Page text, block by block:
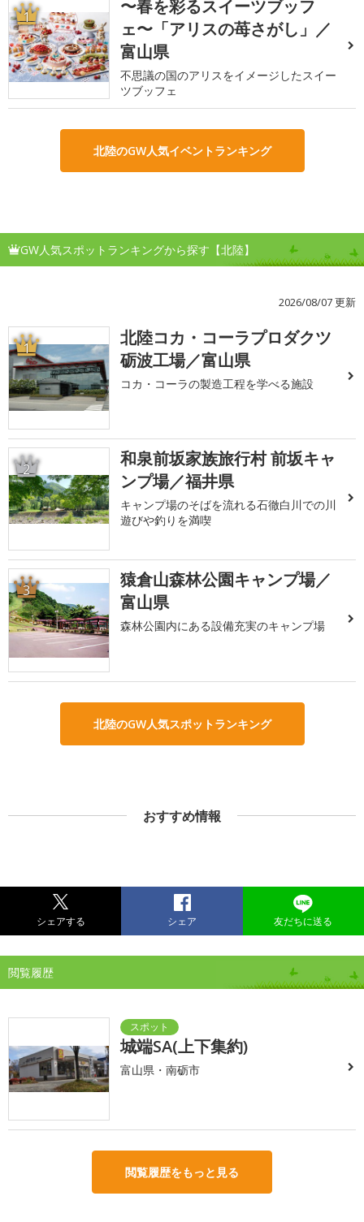
1
〜春を彩るスイーツブッフ
ェ〜「アリスの苺さがし」／
富山県
不思議の国のアリスをイメージしたスイー
ツブッフェ
北陸のGW人気イベントランキング
GW人気スポットランキングから探す【北陸】
2026/08/07 更新
1
北陸コカ・コーラプロダクツ
砺波工場／富山県
コカ・コーラの製造工程を学べる施設
2
和泉前坂家族旅行村 前坂キャ
ンプ場／福井県
キャンプ場のそばを流れる石徹白川での川
遊びや釣りを満喫
3
猿倉山森林公園キャンプ場／
富山県
森林公園内にある設備充実のキャンプ場
北陸のGW人気スポットランキング
おすすめ情報
シェアする シェア 友だちに送る
閲覧履歴
城端SA(上下集約)
富山県・南砺市
閲覧履歴をもっと見る